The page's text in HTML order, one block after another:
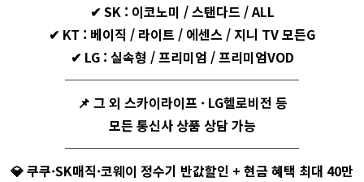
✔ SK : 이코노미 / 스탠다드 / ALL
✔ KT : 베이직 / 라이트 / 에센스 / 지니 TV 모든G
✔ LG : 실속형 / 프리미엄 / 프리미엄VOD
──────────────────
📌 그 외 스카이라이프 · LG헬로비전 등
모든 통신사 상품 상담 가능
──────────────────
💎쿠쿠·SK매직·코웨이 정수기 반값할인 + 현금 혜택 최대 40만